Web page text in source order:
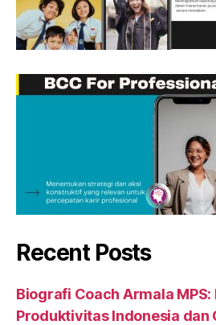
Recent Posts
Biografi Coach Armala MPS:
Produktivitas Indonesia dan